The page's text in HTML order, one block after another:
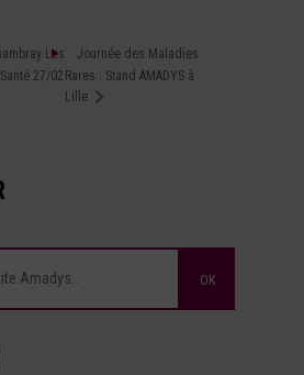
Les
27/02
Journée des Maladies
Rares : Stand AMADYS à
Lille